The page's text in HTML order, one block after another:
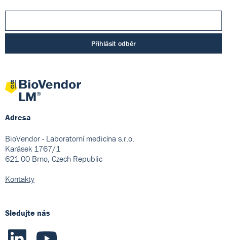
Přihlásit odběr
Adresa
BioVendor - Laboratorní medicína s.r.o.
Karásek 1767/1
621 00 Brno, Czech Republic
Kontakty
Sledujte nás